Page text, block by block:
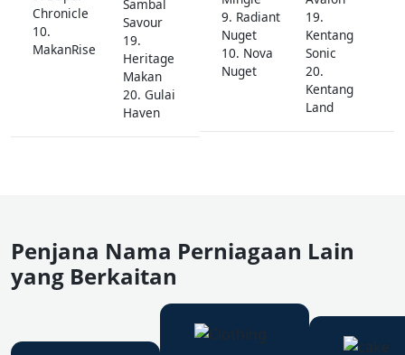
Chronicle
10.
MakanRise
Sambal
Savour
19.
Heritage
Makan
20. Gulai
Haven
9. Radiant
Nuget
10. Nova
Nuget
19.
Kentang
Sonic
20.
Kentang
Land
Penjana Nama Perniagaan Lain
yang Berkaitan